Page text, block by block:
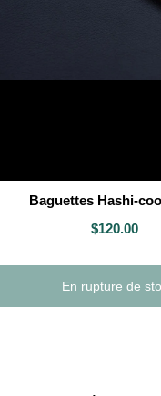
Baguettes Hashi-
$120.00
En rupture de